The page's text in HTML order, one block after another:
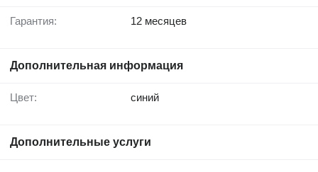
Гарантия: 12 месяцев
Дополнительная информация
Цвет: синий
Дополнительные услуги